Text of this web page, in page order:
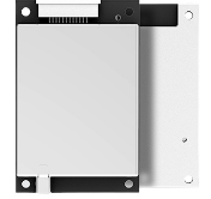
Découvrir la gamme